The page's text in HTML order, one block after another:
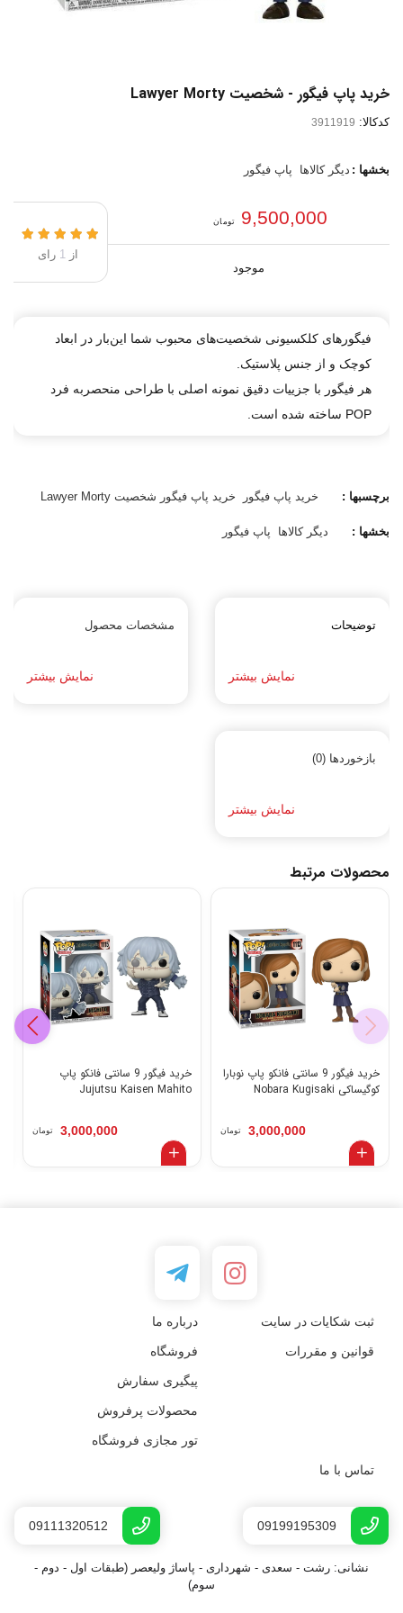
خرید پاپ فیگور - شخصیت Lawyer Morty
کدکالا:
بخشها : دیگر کالاها پاپ فیگور
9,500,000 تومان
موجود
از1 رای
فیگور‌های کلکسیونی شخصیت‌های محبوب شما این‌بار در ابعاد
کوچک و از جنس پلاستیک.
هر فیگور با جزییات دقیق نمونه اصلی با طراحی منحصربه فرد
POP ساخته شده است.
برچسبها : خرید پاپ فیگور خرید پاپ فیگور شخصیت Lawyer Morty
بخشها : دیگر کالاها پاپ فیگور
توضیحات
نمایش بیشتر
مشخصات محصول
نمایش بیشتر
بازخوردها (0)
نمایش بیشتر
محصولات مرتبط
خرید فیگور 9 سانتی فانکو پاپ نوبارا
کوگیساکی Nobara Kugisaki
3,000,000 تومان
خرید فیگور 9 سانتی فانکو پاپ
Jujutsu Kaisen Mahito
3,000,000 تومان
ثبت شکایات در سایت درباره ما
قوانین و مقررات فروشگاه
پیگیری سفارش
محصولات پرفروش
تور مجازی فروشگاه
تماس با ما
09199195309
09111320512
نشانی: رشت - سعدى - شهرداری - پاساژ ولیعصر (طبقات اول - دوم -
سوم)